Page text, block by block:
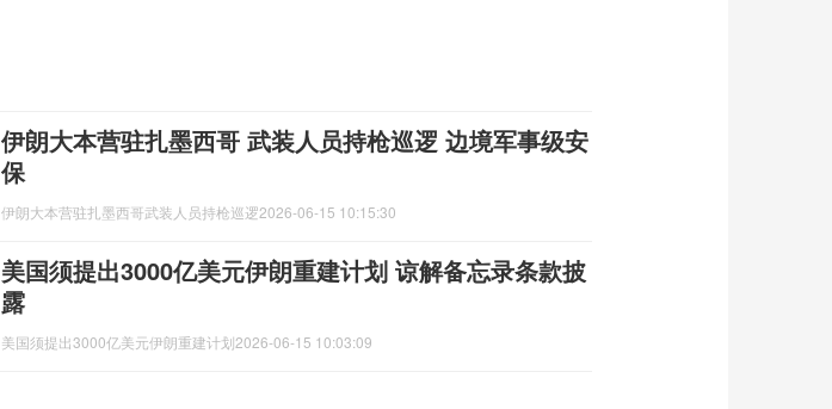
伊朗大本营驻扎墨西哥 武装人员持枪巡逻 边境军事级安
保
伊朗大本营驻扎墨西哥武装人员持枪巡逻2026-06-15 10:15:30
美国须提出3000亿美元伊朗重建计划 谅解备忘录条款披
露
美国须提出3000亿美元伊朗重建计划2026-06-15 10:03:09